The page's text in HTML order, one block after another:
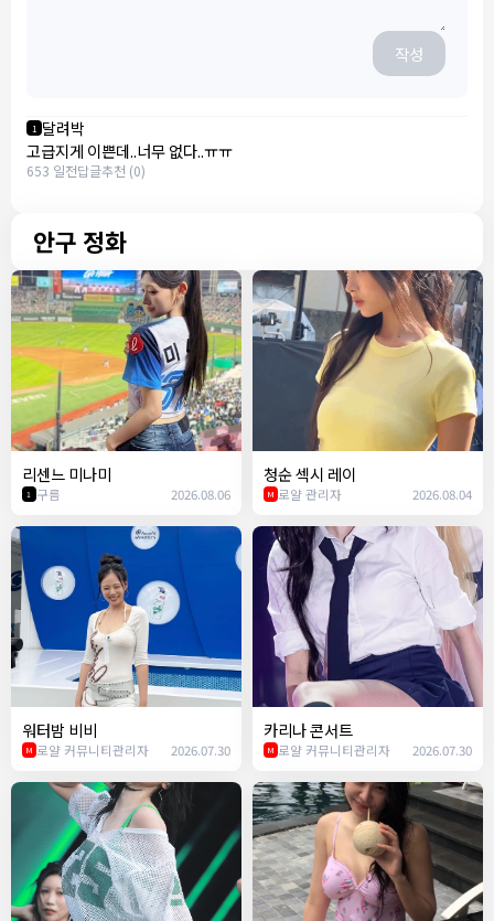
작성
1 달려박
고급지게 이쁜데..너무 없다..ㅠㅠ
653 일전답글추천 (0)
안구 정화
리센느 미나미
1 구름 2026.08.06
청순 섹시 레이
M 로얄 관리자 2026.08.04
워터밤 비비
M 로얄 커뮤니티관리자 2026.07.30
카리나 콘서트
M 로얄 커뮤니티관리자 2026.07.30